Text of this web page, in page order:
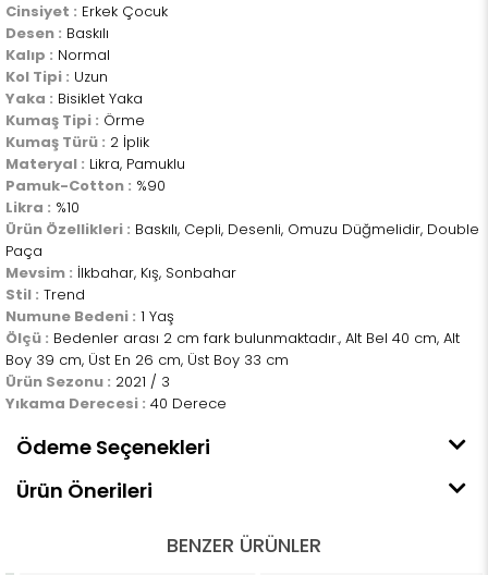
Cinsiyet : Erkek Çocuk
Desen : Baskılı
Kalıp : Normal
Kol Tipi : Uzun
Yaka : Bisiklet Yaka
Kumaş Tipi : Örme
Kumaş Türü : 2 İplik
Materyal : Likra, Pamuklu
Pamuk-Cotton : %90
Likra : %10
Ürün Özellikleri : Baskılı, Cepli, Desenli, Omuzu Düğmelidir, Double
Paça
Mevsim : İlkbahar, Kış, Sonbahar
Stil : Trend
Numune Bedeni : 1 Yaş
Ölçü : Bedenler arası 2 cm fark bulunmaktadır., Alt Bel 40 cm, Alt
Boy 39 cm, Üst En 26 cm, Üst Boy 33 cm
Ürün Sezonu : 2021 / 3
Yıkama Derecesi : 40 Derece
Ödeme Seçenekleri
Ürün Önerileri
BENZER ÜRÜNLER